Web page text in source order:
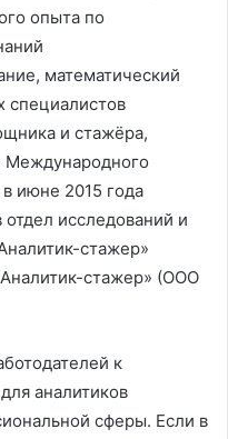
опыта по
математический
специалистов
и стажёра,
Международного
июне 2015 года
исследований и
стажер»
стажер» (ООО
к
аналитиков
сферы. Если в